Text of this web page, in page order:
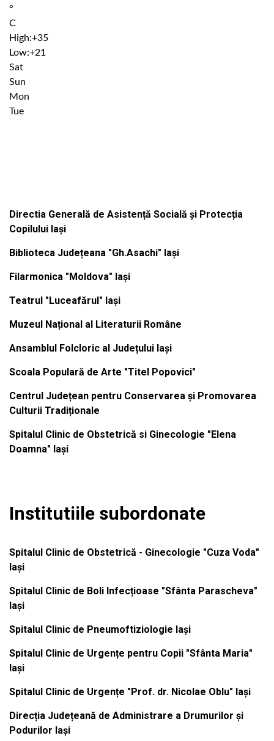
°
C
High:+35
Low:+21
Sat
Sun
Mon
Tue
Directia Generală de Asistență Socială și Protecția
Copilului Iași
Biblioteca Județeana "Gh.Asachi" Iași
Filarmonica "Moldova" Iași
Teatrul "Luceafărul" Iași
Muzeul Național al Literaturii Române
Ansamblul Folcloric al Județului Iași
Scoala Populară de Arte "Titel Popovici"
Centrul Județean pentru Conservarea și Promovarea
Culturii Tradiționale
Spitalul Clinic de Obstetrică si Ginecologie "Elena
Doamna" Iași
Institutiile subordonate
Spitalul Clinic de Obstetrică - Ginecologie "Cuza Voda"
Iași
Spitalul Clinic de Boli Infecțioase "Sfânta Parascheva"
Iași
Spitalul Clinic de Pneumoftiziologie Iași
Spitalul Clinic de Urgențe pentru Copii "Sfânta Maria"
Iași
Spitalul Clinic de Urgențe "Prof. dr. Nicolae Oblu" Iași
Direcția Județeană de Administrare a Drumurilor și
Podurilor Iași